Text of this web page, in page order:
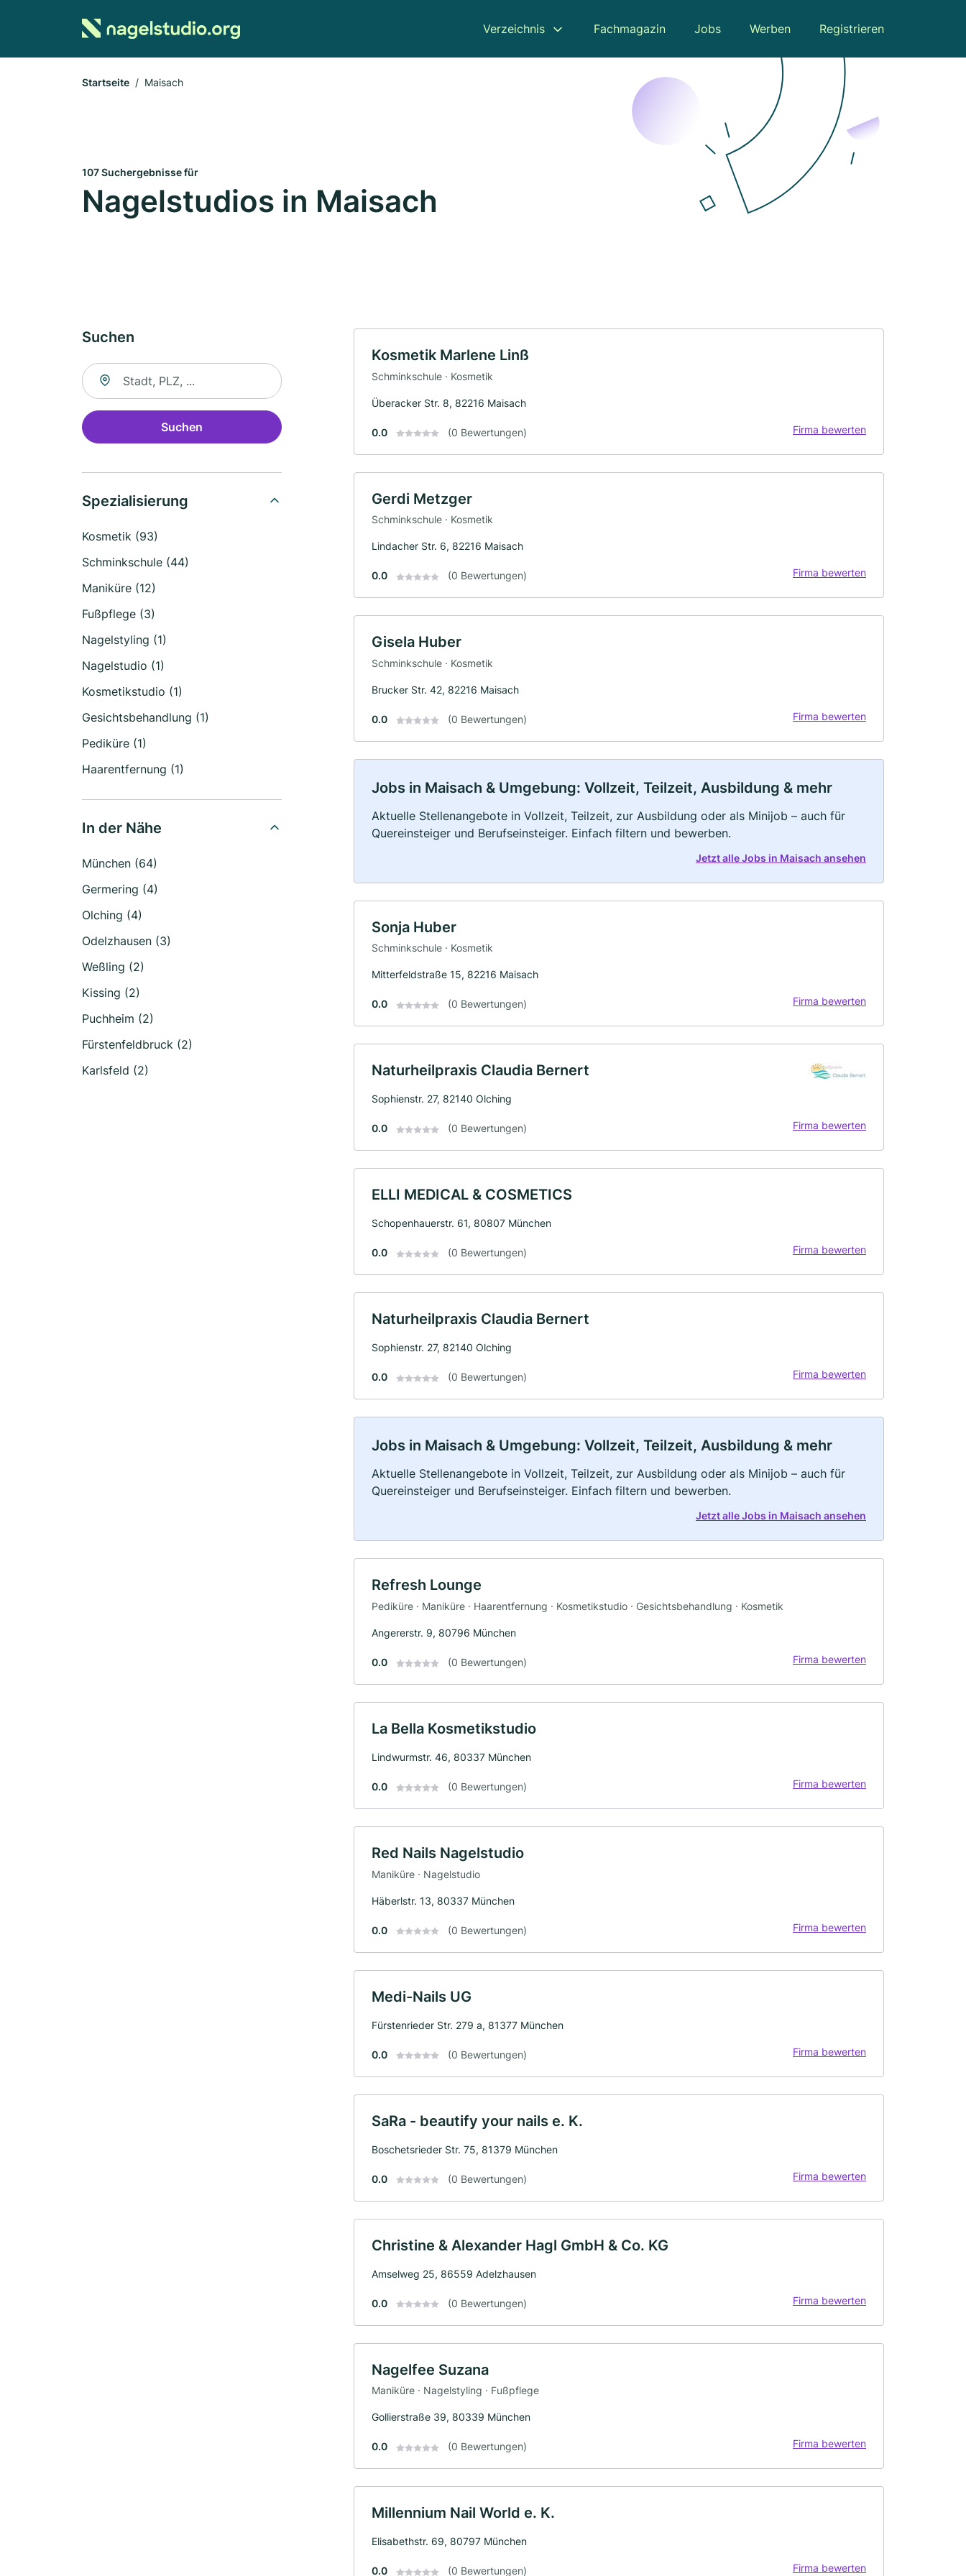
Verzeichnis Fachmagazin Jobs Werben Registrieren
Startseite Maisach
107 Suchergebnisse für
Nagelstudios in Maisach
Suchen
Suche nach Ort
Suchen
Spezialisierung
Kosmetik (93)
Schminkschule (44)
Maniküre (12)
Fußpflege (3)
Nagelstyling (1)
Nagelstudio (1)
Kosmetikstudio (1)
Gesichtsbehandlung (1)
Pediküre (1)
Haarentfernung (1)
In der Nähe
München (64)
Germering (4)
Olching (4)
Odelzhausen (3)
Weßling (2)
Kissing (2)
Puchheim (2)
Fürstenfeldbruck (2)
Karlsfeld (2)
Kosmetik Marlene Linß
Schminkschule · Kosmetik
Überacker Str. 8, 82216 Maisach
0.0 (0 Bewertungen) Firma bewerten
Gerdi Metzger
Schminkschule · Kosmetik
Lindacher Str. 6, 82216 Maisach
0.0 (0 Bewertungen) Firma bewerten
Gisela Huber
Schminkschule · Kosmetik
Brucker Str. 42, 82216 Maisach
0.0 (0 Bewertungen) Firma bewerten
Jobs in Maisach & Umgebung: Vollzeit, Teilzeit, Ausbildung & mehr
Aktuelle Stellenangebote in Vollzeit, Teilzeit, zur Ausbildung oder als Minijob – auch für
Quereinsteiger und Berufseinsteiger. Einfach filtern und bewerben.
Jetzt alle Jobs in Maisach ansehen
Sonja Huber
Schminkschule · Kosmetik
Mitterfeldstraße 15, 82216 Maisach
0.0 (0 Bewertungen) Firma bewerten
Naturheilpraxis Claudia Bernert
Sophienstr. 27, 82140 Olching
0.0 (0 Bewertungen) Firma bewerten
ELLI MEDICAL & COSMETICS
Schopenhauerstr. 61, 80807 München
0.0 (0 Bewertungen) Firma bewerten
Naturheilpraxis Claudia Bernert
Sophienstr. 27, 82140 Olching
0.0 (0 Bewertungen) Firma bewerten
Jobs in Maisach & Umgebung: Vollzeit, Teilzeit, Ausbildung & mehr
Aktuelle Stellenangebote in Vollzeit, Teilzeit, zur Ausbildung oder als Minijob – auch für
Quereinsteiger und Berufseinsteiger. Einfach filtern und bewerben.
Jetzt alle Jobs in Maisach ansehen
Refresh Lounge
Pediküre · Maniküre · Haarentfernung · Kosmetikstudio · Gesichtsbehandlung · Kosmetik
Angererstr. 9, 80796 München
0.0 (0 Bewertungen) Firma bewerten
La Bella Kosmetikstudio
Lindwurmstr. 46, 80337 München
0.0 (0 Bewertungen) Firma bewerten
Red Nails Nagelstudio
Maniküre · Nagelstudio
Häberlstr. 13, 80337 München
0.0 (0 Bewertungen) Firma bewerten
Medi-Nails UG
Fürstenrieder Str. 279 a, 81377 München
0.0 (0 Bewertungen) Firma bewerten
SaRa - beautify your nails e. K.
Boschetsrieder Str. 75, 81379 München
0.0 (0 Bewertungen) Firma bewerten
Christine & Alexander Hagl GmbH & Co. KG
Amselweg 25, 86559 Adelzhausen
0.0 (0 Bewertungen) Firma bewerten
Nagelfee Suzana
Maniküre · Nagelstyling · Fußpflege
Gollierstraße 39, 80339 München
0.0 (0 Bewertungen) Firma bewerten
Millennium Nail World e. K.
Elisabethstr. 69, 80797 München
0.0 (0 Bewertungen) Firma bewerten